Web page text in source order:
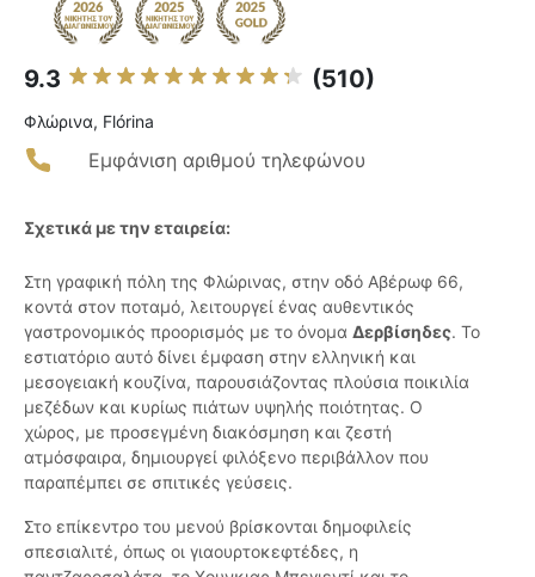
9.3 (510)
Φλώρινα, Flórina
Εμφάνιση αριθμού τηλεφώνου
Σχετικά με την εταιρεία:
Στη γραφική πόλη της Φλώρινας, στην οδό Αβέρωφ 66,
κοντά στον ποταμό, λειτουργεί ένας αυθεντικός
γαστρονομικός προορισμός με το όνομα Δερβίσηδες. Το
εστιατόριο αυτό δίνει έμφαση στην ελληνική και
μεσογειακή κουζίνα, παρουσιάζοντας πλούσια ποικιλία
μεζέδων και κυρίως πιάτων υψηλής ποιότητας. Ο
χώρος, με προσεγμένη διακόσμηση και ζεστή
ατμόσφαιρα, δημιουργεί φιλόξενο περιβάλλον που
παραπέμπει σε σπιτικές γεύσεις.
Στο επίκεντρο του μενού βρίσκονται δημοφιλείς
σπεσιαλιτέ, όπως οι γιαουρτοκεφτέδες, η